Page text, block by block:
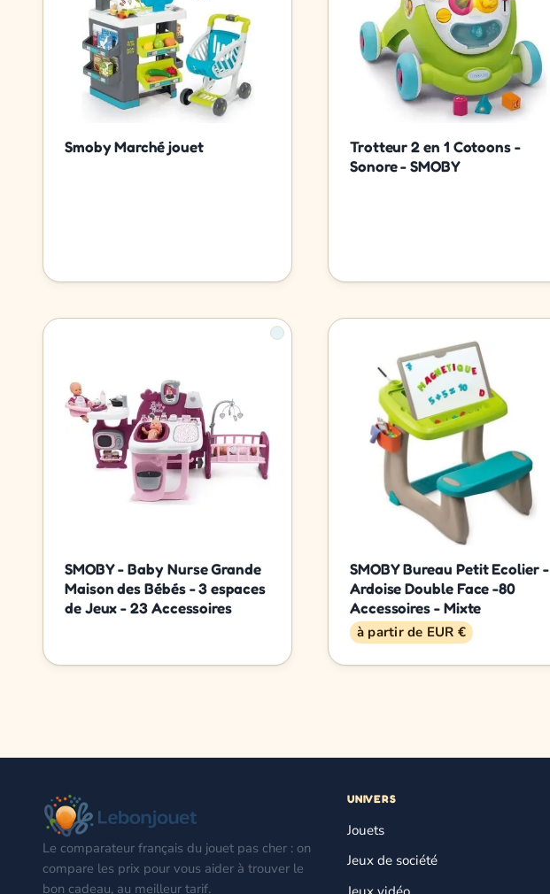
Smoby Marché jouet
Trotteur 2 en 1 Cotoons -
Sonore - SMOBY
SMOBY - Baby Nurse Grande
Maison des Bébés - 3 espaces
de Jeux - 23 Accessoires
SMOBY Bureau Petit Ecolier -
Ardoise Double Face -80
Accessoires - Mixte
à partir de EUR €
Le comparateur français du jouet pas cher : on
compare les prix pour vous aider à trouver le
bon cadeau, au meilleur tarif.
UNIVERS
Jouets
Jeux de société